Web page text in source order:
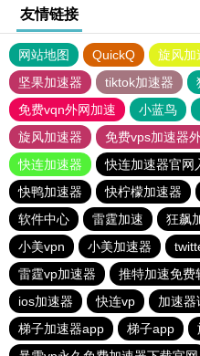
友情链接
网站地图 QuickQ 旋风加
坚果加速器
tiktok加速器
免费vqn外网加速
小蓝鸟
旋风加速器
免费vps加速器
快连加速器
快连加速器官网
快鸭加速器
快柠檬加速器
软件中心
雷霆加速 狂飙
小美vpn
小美加速器
雷霆vp加速器
推特加速免费
ios加速器
快连vp 加速
梯子加速器app
梯子app